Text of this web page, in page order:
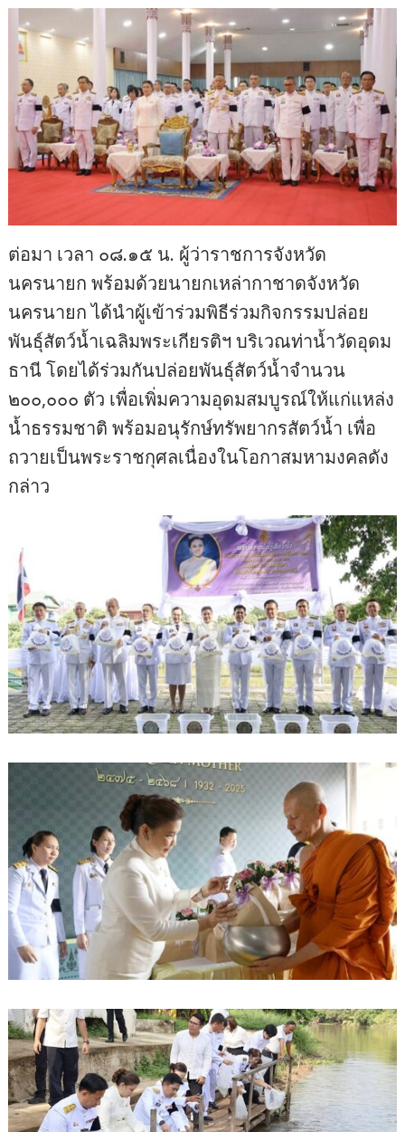
ต่อมา เวลา ๐๘.๑๕ น. ผู้ว่าราชการจังหวัด
นครนายก พร้อมด้วยนายกเหล่ากาชาดจังหวัด
นครนายก ได้นำผู้เข้าร่วมพิธีร่วมกิจกรรมปล่อย
พันธุ์สัตว์น้ำเฉลิมพระเกียรติฯ บริเวณท่าน้ำวัดอุดม
ธานี โดยได้ร่วมกันปล่อยพันธุ์สัตว์น้ำจำนวน
๒๐๐,๐๐๐ ตัว เพื่อเพิ่มความอุดมสมบูรณ์ให้แก่แหล่ง
น้ำธรรมชาติ พร้อมอนุรักษ์ทรัพยากรสัตว์น้ำ เพื่อ
ถวายเป็นพระราชกุศลเนื่องในโอกาสมหามงคลดัง
กล่าว